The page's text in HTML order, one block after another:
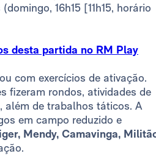
16h15 [11h15, horário
desta partida no RM Play
com exercícios de ativação.
fizeram rondos, atividades de
além de trabalhos táticos. A
em campo reduzido e
Mendy, Camavinga,